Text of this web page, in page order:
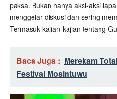
paksa. Bukan hanya aksi-aksi
menggelar diskusi dan sering
Termasuk kajian-kajian tentang
Baca Juga : Merekam
Festival Mosintuwu